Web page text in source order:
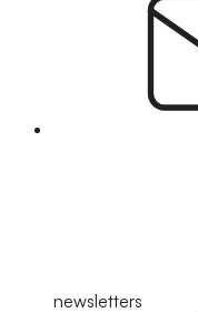
newsletters